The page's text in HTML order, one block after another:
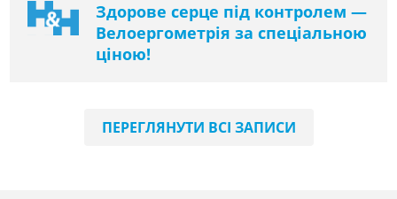
Здорове серце під контролем —
Велоергометрія за спеціальною
ціною!
ПЕРЕГЛЯНУТИ ВСІ ЗАПИСИ